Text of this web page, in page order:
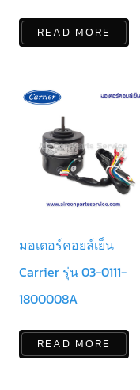
READ MORE
มอเตอร์คอยล์เย็น
Carrier รุ่น 03-0111-
1800008A
READ MORE